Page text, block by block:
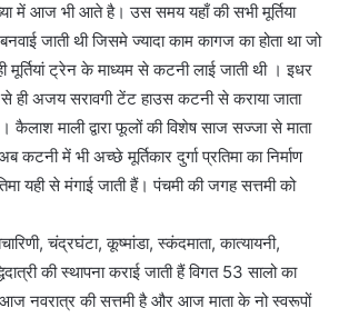
में आज भी आते है। उस समय यहाँ की सभी मूर्तिया
बनवाई जाती थी जिसमे ज्यादा काम कागज का होता था जो
मूर्तियां ट्रेन के माध्यम से कटनी लाई जाती थी । इधर
अजय सरावगी टेंट हाउस कटनी से कराया जाता
माली द्वारा फूलों की विशेष साज सज्जा से माता
कटनी में भी अच्छे मूर्तिकार दुर्गा प्रतिमा का निर्माण
यही से मंगाई जाती हैं। पंचमी की जगह सत्तमी को
चंद्रघंटा, कूष्मांडा, स्कंदमाता, कात्यायनी,
की स्थापना कराई जाती हैं विगत 53 सालो का
नवरात्र की सत्तमी है और आज माता के नो स्वरूपों